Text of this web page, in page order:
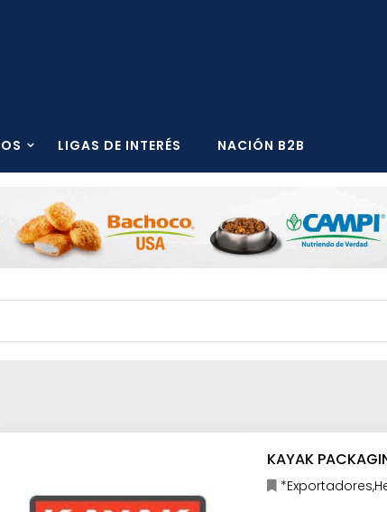
LIGAS DE INTERÉS NACIÓN B2B
KAYAK